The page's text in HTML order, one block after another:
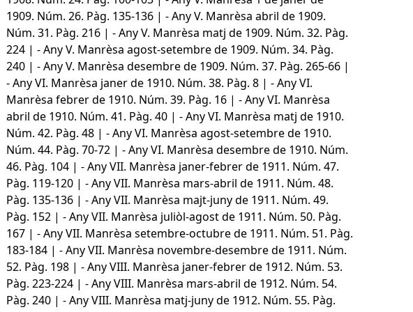
1909. Núm. 26. Pàg. 135-136 | - Any V. Manrèsa abril de 1909.
Núm. 31. Pàg. 216 | - Any V. Manrèsa matj de 1909. Núm. 32. Pàg.
224 | - Any V. Manrèsa agost-setembre de 1909. Núm. 34. Pàg.
240 | - Any V. Manrèsa desembre de 1909. Núm. 37. Pàg. 265-66 |
- Any VI. Manrèsa janer de 1910. Núm. 38. Pàg. 8 | - Any VI.
Manrèsa febrer de 1910. Núm. 39. Pàg. 16 | - Any VI. Manrèsa
abril de 1910. Núm. 41. Pàg. 40 | - Any VI. Manrèsa matj de 1910.
Núm. 42. Pàg. 48 | - Any VI. Manrèsa agost-setembre de 1910.
Núm. 44. Pàg. 70-72 | - Any VI. Manrèsa desembre de 1910. Núm.
46. Pàg. 104 | - Any VII. Manrèsa janer-febrer de 1911. Núm. 47.
Pàg. 119-120 | - Any VII. Manrèsa mars-abril de 1911. Núm. 48.
Pàg. 135-136 | - Any VII. Manrèsa majt-juny de 1911. Núm. 49.
Pàg. 152 | - Any VII. Manrèsa juliòl-agost de 1911. Núm. 50. Pàg.
167 | - Any VII. Manrèsa setembre-octubre de 1911. Núm. 51. Pàg.
183-184 | - Any VII. Manrèsa novembre-desembre de 1911. Núm.
52. Pàg. 198 | - Any VIII. Manrèsa janer-febrer de 1912. Núm. 53.
Pàg. 223-224 | - Any VIII. Manrèsa mars-abril de 1912. Núm. 54.
Pàg. 240 | - Any VIII. Manrèsa matj-juny de 1912. Núm. 55. Pàg.